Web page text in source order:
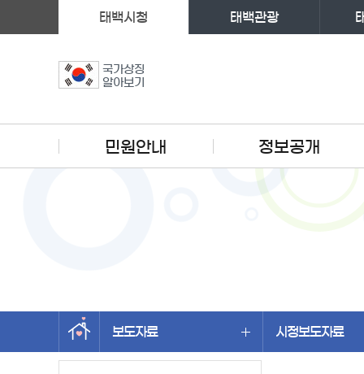
국가상징
알아보기
태백시청 태백관광
민원안내 정보공개
보도자료 시정보도자료
왼쪽메뉴